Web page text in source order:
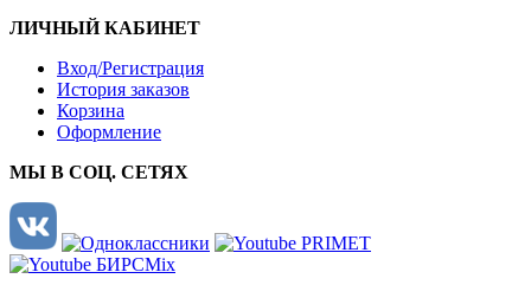
ЛИЧНЫЙ КАБИНЕТ
Вход/Регистрация
История заказов
Корзина
Оформление
МЫ В СОЦ. СЕТЯХ